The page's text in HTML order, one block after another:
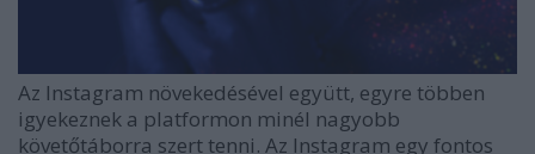
Az Instagram növekedésével együtt, egyre többen
igyekeznek a platformon minél nagyobb
követőtáborra szert tenni. Az Instagram egy fontos